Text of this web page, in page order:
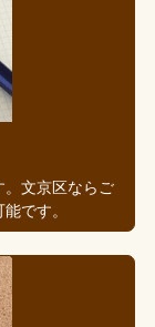
。文京区ならご
です。